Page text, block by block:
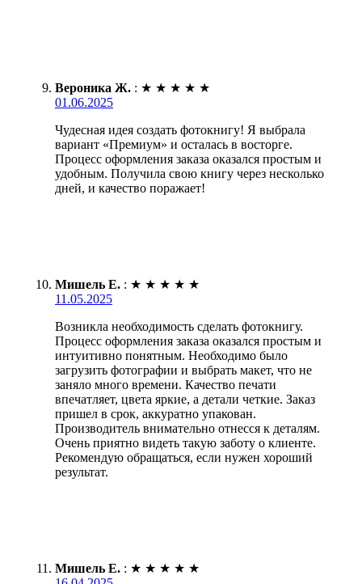
Вероника Ж. : ★ ★ ★ ★ ★
01.06.2025
Чудесная идея создать фотокнигу! Я выбрала
вариант «Премиум» и осталась в восторге.
Процесс оформления заказа оказался простым и
удобным. Получила свою книгу через несколько
дней, и качество поражает!
Мишель Е. : ★ ★ ★ ★ ★
11.05.2025
Возникла необходимость сделать фотокнигу.
Процесс оформления заказа оказался простым и
интуитивно понятным. Необходимо было
загрузить фотографии и выбрать макет, что не
заняло много времени. Качество печати
впечатляет, цвета яркие, а детали четкие. Заказ
пришел в срок, аккуратно упакован.
Производитель внимательно отнесся к деталям.
Очень приятно видеть такую заботу о клиенте.
Рекомендую обращаться, если нужен хороший
результат.
Мишель Е. : ★ ★ ★ ★ ★